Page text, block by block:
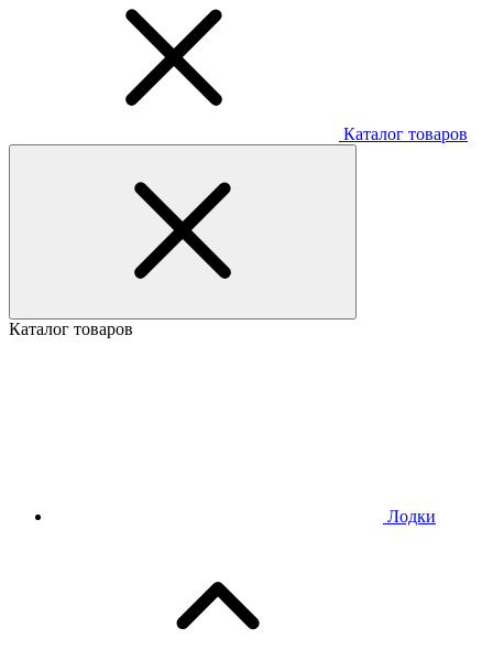
Каталог товаров
Каталог товаров
Лодки